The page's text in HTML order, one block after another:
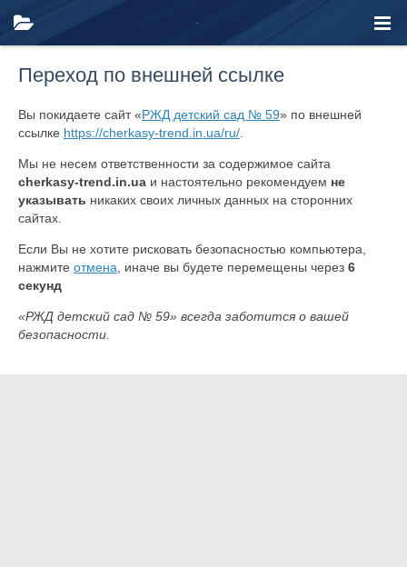
Переход по внешней ссылке
Вы покидаете сайт «РЖД детский сад № 59» по внешней
ссылке https://cherkasy-trend.in.ua/ru/
Мы не несем ответственности за содержимое сайта
cherkasy-trend.in.ua и настоятельно рекомендуем не
указывать никаких своих личных данных на сторонних
сайтах.
Если Вы не хотите рисковать безопасностью компьютера,
нажмите отмена , иначе вы будете перемещены через 6
секунд
«РЖД детский сад № 59» всегда заботится о вашей
безопасности.